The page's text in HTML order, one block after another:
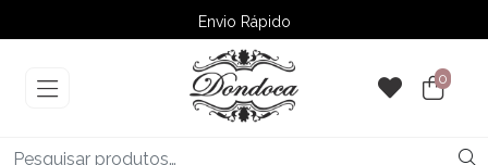
Envio Rápido
➚ Ofertas– Até 60% OFF
0